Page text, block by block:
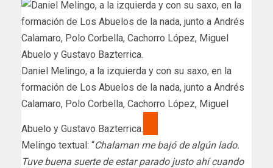
Daniel Melingo, a la izquierda y con su saxo, en la
formación de Los Abuelos de la nada, junto a Andrés
Calamaro, Polo Corbella, Cachorro López, Miguel
Abuelo y Gustavo Bazterrica.
Melingo textual: “Chalaman me bajó de algún lado.
Tuve buena suerte de estar parado justo ahí cuando